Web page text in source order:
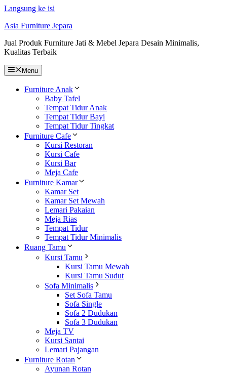
Langsung ke isi
Asia Furniture Jepara
Jual Produk Furniture Jati & Mebel Jepara Desain Minimalis,
Kualitas Terbaik
Menu
Furniture Anak
Baby Tafel
Tempat Tidur Anak
Tempat Tidur Bayi
Tempat Tidur Tingkat
Furniture Cafe
Kursi Restoran
Kursi Cafe
Kursi Bar
Meja Cafe
Furniture Kamar
Kamar Set
Kamar Set Mewah
Lemari Pakaian
Meja Rias
Tempat Tidur
Tempat Tidur Minimalis
Ruang Tamu
Kursi Tamu
Kursi Tamu Mewah
Kursi Tamu Sudut
Sofa Minimalis
Set Sofa Tamu
Sofa Single
Sofa 2 Dudukan
Sofa 3 Dudukan
Meja TV
Kursi Santai
Lemari Pajangan
Furniture Rotan
Ayunan Rotan